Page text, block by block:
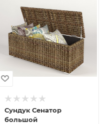
Сундук Сенатор
большой